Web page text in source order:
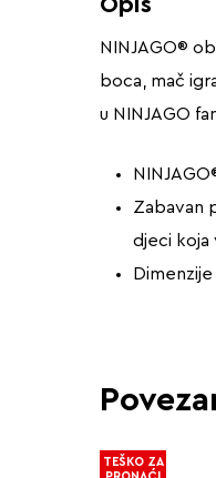
NINJAGO®
boca, mač
u NINJAGO
Zabavan
djeci koja
TEŠKO ZA